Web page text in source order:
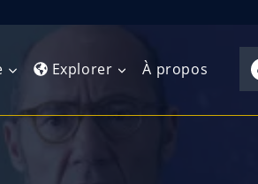
Explorer À propos